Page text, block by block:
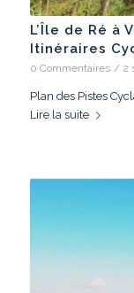
L’Île de Ré à
Itinéraires
0 Commentaires / 2
Plan des Pistes
Lire la suite